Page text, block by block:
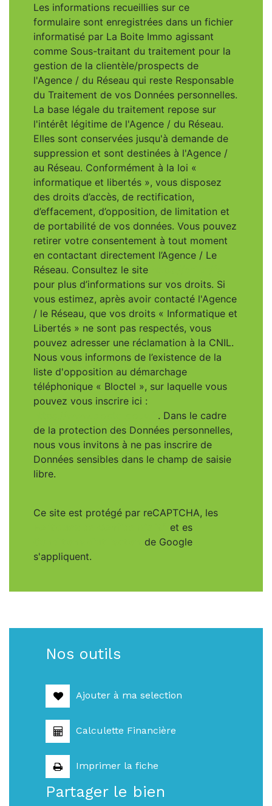
Les informations recueillies sur ce
formulaire sont enregistrées dans un fichier
informatisé par La Boite Immo agissant
comme Sous-traitant du traitement pour la
gestion de la clientèle/prospects de
l'Agence / du Réseau qui reste Responsable
du Traitement de vos Données personnelles.
La base légale du traitement repose sur
l'intérêt légitime de l'Agence / du Réseau.
Elles sont conservées jusqu'à demande de
suppression et sont destinées à l'Agence /
au Réseau. Conformément à la loi «
informatique et libertés », vous disposez
des droits d’accès, de rectification,
d’effacement, d’opposition, de limitation et
de portabilité de vos données. Vous pouvez
retirer votre consentement à tout moment
en contactant directement l’Agence / Le
Réseau. Consultez le site
pour plus d’informations sur vos droits. Si
vous estimez, après avoir contacté l'Agence
/ le Réseau, que vos droits « Informatique et
Libertés » ne sont pas respectés, vous
pouvez adresser une réclamation à la CNIL.
Nous vous informons de l’existence de la
liste d'opposition au démarchage
téléphonique « Bloctel », sur laquelle vous
pouvez vous inscrire ici :
. Dans le cadre
de la protection des Données personnelles,
nous vous invitons à ne pas inscrire de
Données sensibles dans le champ de saisie
libre.
Ce site est protégé par reCAPTCHA, les
et es
de Google
s'appliquent.
Nos outils
Ajouter à ma selection
Calculette Financière
Imprimer la fiche
Partager le bien